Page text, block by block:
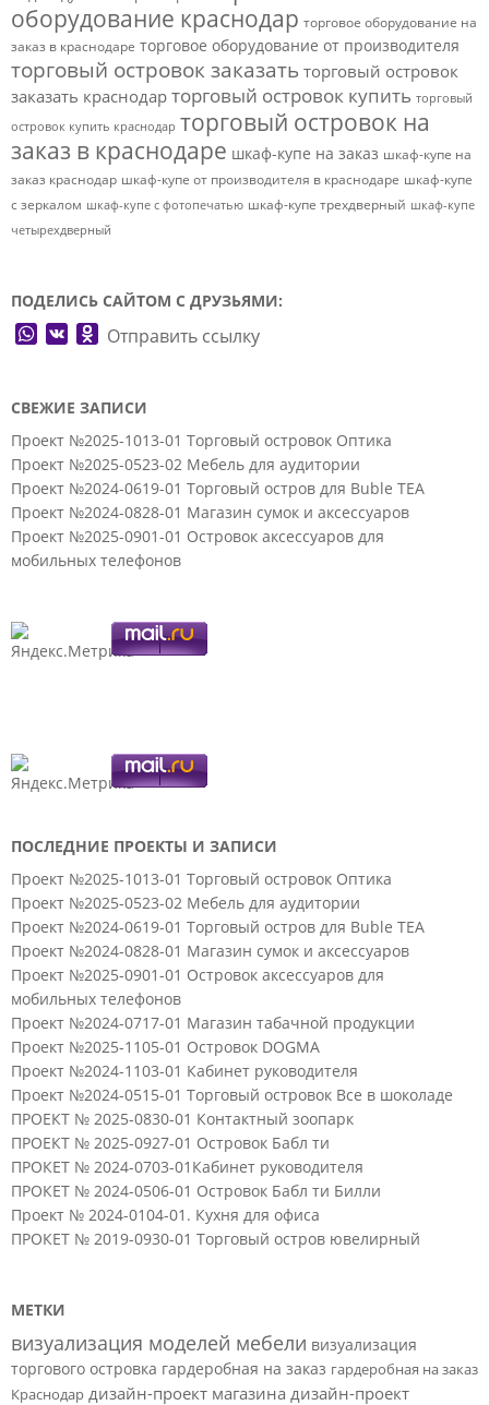
оборудование краснодар торговое оборудование на
заказ в краснодаре торговое оборудование от производителя
торговый островок заказать торговый островок
заказать краснодар торговый островок купить торговый
островок купить краснодар торговый островок на
заказ в краснодаре шкаф-купе на заказ шкаф-купе на
заказ краснодар шкаф-купе от производителя в краснодаре шкаф-купе
с зеркалом шкаф-купе с фотопечатью шкаф-купе трехдверный шкаф-купе
четырехдверный
ПОДЕЛИСЬ САЙТОМ С ДРУЗЬЯМИ:
WhatsApp
VK Odnoklassniki
Отправить ссылку
СВЕЖИЕ ЗАПИСИ
Проект №2025-1013-01 Торговый островок Оптика
Проект №2025-0523-02 Мебель для аудитории
Проект №2024-0619-01 Торговый остров для Buble TEA
Проект №2024-0828-01 Магазин сумок и аксессуаров
Проект №2025-0901-01 Островок аксессуаров для
мобильных телефонов
ПОСЛЕДНИЕ ПРОЕКТЫ И ЗАПИСИ
Проект №2025-1013-01 Торговый островок Оптика
Проект №2025-0523-02 Мебель для аудитории
Проект №2024-0619-01 Торговый остров для Buble TEA
Проект №2024-0828-01 Магазин сумок и аксессуаров
Проект №2025-0901-01 Островок аксессуаров для
мобильных телефонов
Проект №2024-0717-01 Магазин табачной продукции
Проект №2025-1105-01 Островок DOGMA
Проект №2024-1103-01 Кабинет руководителя
Проект №2024-0515-01 Торговый островок Все в шоколаде
ПРОЕКТ № 2025-0830-01 Контактный зоопарк
ПРОЕКТ № 2025-0927-01 Островок Бабл ти
ПРОКЕТ № 2024-0703-01Кабинет руководителя
ПРОКЕТ № 2024-0506-01 Островок Бабл ти Билли
Проект № 2024-0104-01. Кухня для офиса
ПРОКЕТ № 2019-0930-01 Торговый остров ювелирный
МЕТКИ
визуализация моделей мебели визуализация
торгового островка гардеробная на заказ гардеробная на заказ
Краснодар дизайн-проект магазина дизайн-проект